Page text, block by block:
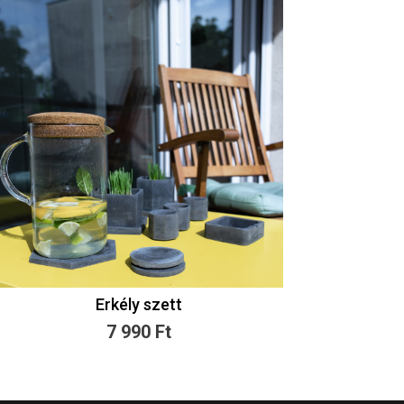
Erkély szett
7 990 Ft